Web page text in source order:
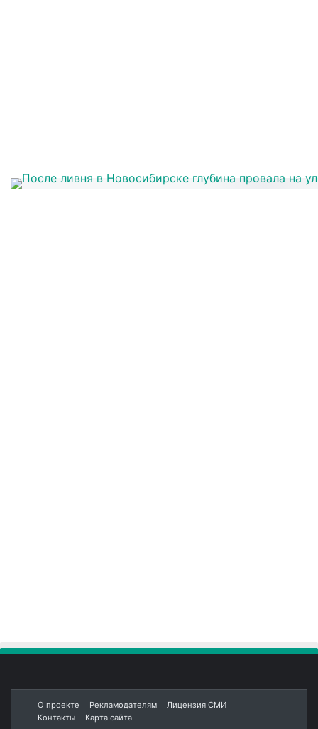
О проекте Рекламодателям
Лицензия СМИ
Контакты
Карта сайта